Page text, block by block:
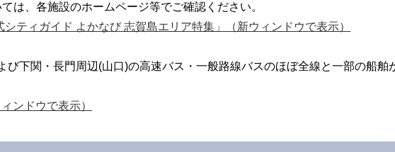
は、各施設のホームページ等でご確認ください。
ティガイド よかなび 志賀島エリア特集」（新ウィンドウで表示）
下関・長門周辺(山口)の高速バス・一般路線バスのほぼ全線と一部の船舶
ンドウで表示）